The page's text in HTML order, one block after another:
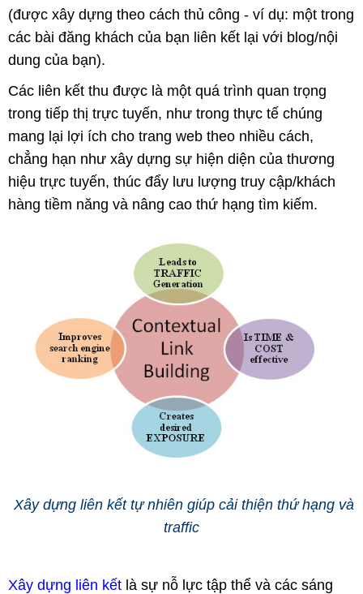
(được xây dựng theo cách thủ công - ví dụ: một trong
các bài đăng khách của bạn liên kết lại với blog/nội
dung của bạn).
Các liên kết thu được là một quá trình quan trọng
trong tiếp thị trực tuyến, như trong thực tế chúng
mang lại lợi ích cho trang web theo nhiều cách,
chẳng hạn như xây dựng sự hiện diện của thương
hiệu trực tuyến, thúc đẩy lưu lượng truy cập/khách
hàng tiềm năng và nâng cao thứ hạng tìm kiếm.
Xây dựng liên kết tự nhiên giúp cải thiện thứ hạng và
traffic
Xây dựng liên kết là sự nỗ lực tập thể và các sáng